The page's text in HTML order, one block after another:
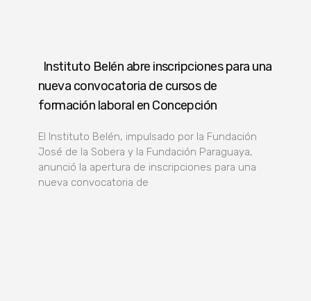
Instituto Belén abre inscripciones para una
nueva convocatoria de cursos de
formación laboral en Concepción
El Instituto Belén, impulsado por la Fundación
José de la Sobera y la Fundación Paraguaya,
anunció la apertura de inscripciones para una
nueva convocatoria de